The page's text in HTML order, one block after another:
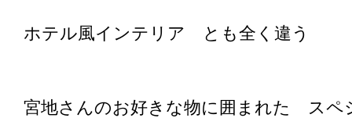
ホテル風インテリア とも全く違う
宮地さんのお好きな物に囲まれた スペ